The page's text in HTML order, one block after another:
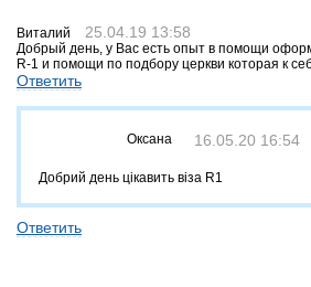
Виталий 25.04.19 13:58
Добрый день, у Вас есть опыт в помощи
R-1 и помощи по подбору церкви которая к
Ответить
Оксана 16.05.20 16:54
Добрий день цікавить віза R1
Ответить